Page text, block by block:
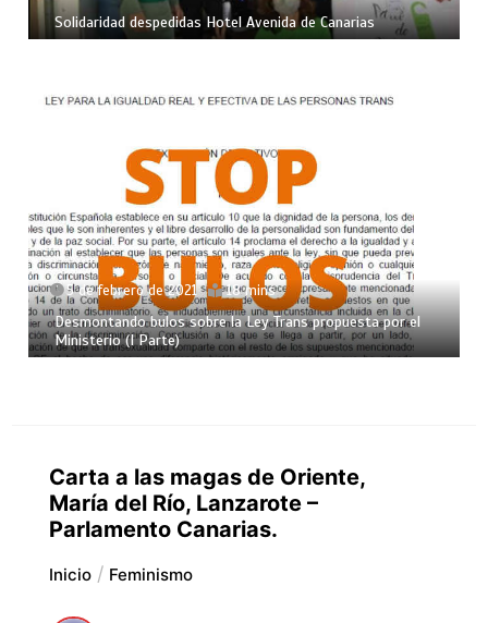
Solidaridad despedidas Hotel Avenida de Canarias
5 de febrero de 2021 18 mins
Desmontando bulos sobre la Ley Trans propuesta por el
Ministerio (I Parte)
Carta a las magas de Oriente,
María del Río, Lanzarote –
Parlamento Canarias.
Inicio Feminismo